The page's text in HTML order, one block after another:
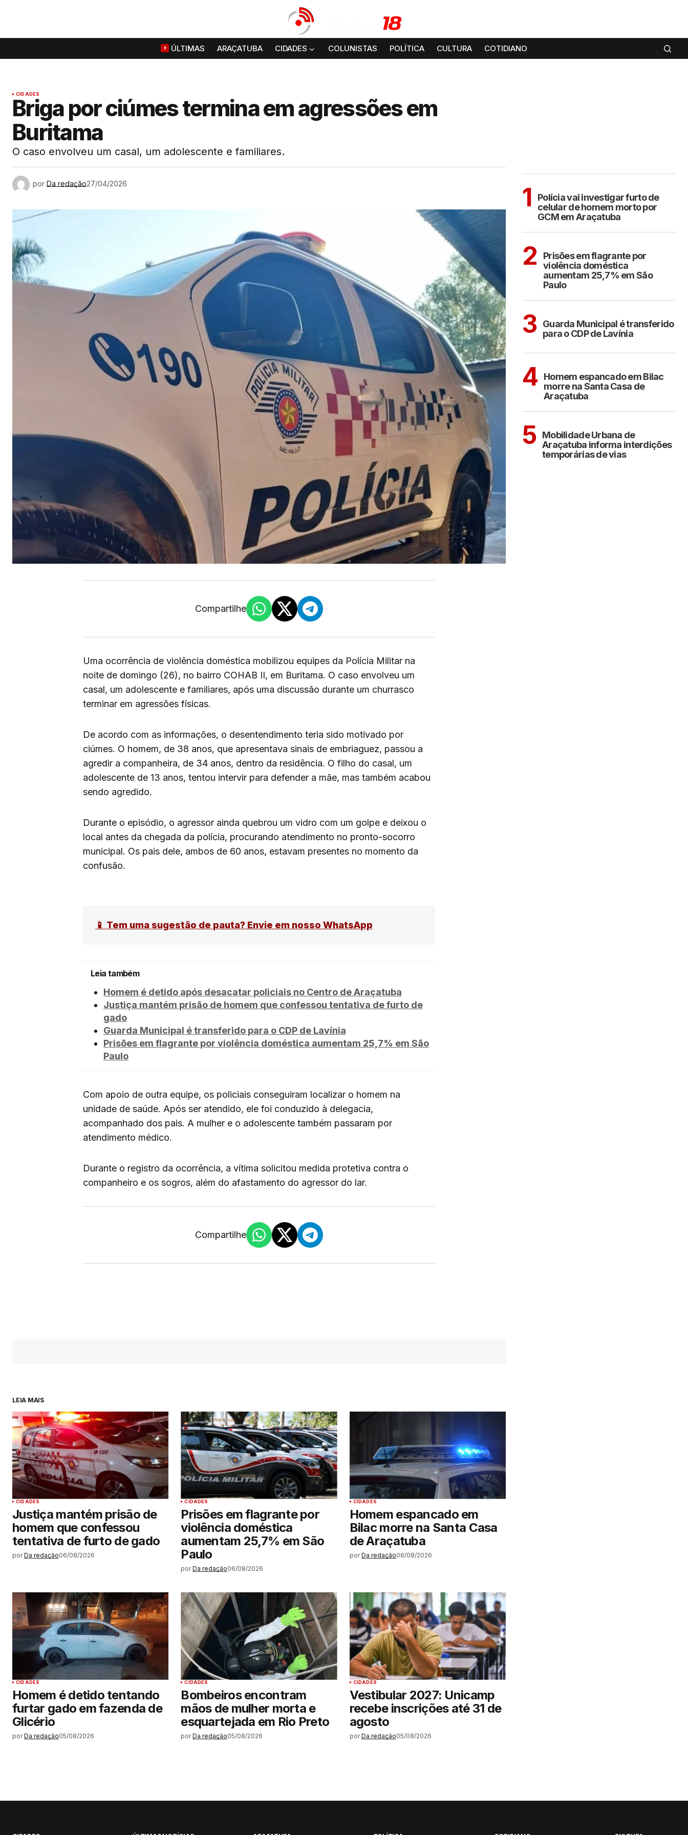
ÚLTIMAS ARAÇATUBA CIDADES COLUNISTAS POLÍTICA CULTURA COTIDIANO
CIDADES
Briga por ciúmes termina em agressões em
Buritama
O caso envolveu um casal, um adolescente e familiares.
por Da redação27/04/2026
Compartilhe
Uma ocorrência de violência doméstica mobilizou equipes da Polícia Militar na
noite de domingo (26), no bairro COHAB II, em Buritama. O caso envolveu um
casal, um adolescente e familiares, após uma discussão durante um churrasco
terminar em agressões físicas.
De acordo com as informações, o desentendimento teria sido motivado por
ciúmes. O homem, de 38 anos, que apresentava sinais de embriaguez, passou a
agredir a companheira, de 34 anos, dentro da residência. O filho do casal, um
adolescente de 13 anos, tentou intervir para defender a mãe, mas também acabou
sendo agredido.
Durante o episódio, o agressor ainda quebrou um vidro com um golpe e deixou o
local antes da chegada da polícia, procurando atendimento no pronto-socorro
municipal. Os pais dele, ambos de 60 anos, estavam presentes no momento da
confusão.
📱 Tem uma sugestão de pauta? Envie em nosso WhatsApp
Leia também
Homem é detido após desacatar policiais no Centro de Araçatuba
Justiça mantém prisão de homem que confessou tentativa de furto de
gado
Guarda Municipal é transferido para o CDP de Lavínia
Prisões em flagrante por violência doméstica aumentam 25,7% em São
Paulo
Com apoio de outra equipe, os policiais conseguiram localizar o homem na
unidade de saúde. Após ser atendido, ele foi conduzido à delegacia,
acompanhado dos pais. A mulher e o adolescente também passaram por
atendimento médico.
Durante o registro da ocorrência, a vítima solicitou medida protetiva contra o
companheiro e os sogros, além do afastamento do agressor do lar.
Compartilhe
LEIA MAIS
CIDADES
Justiça mantém prisão de
homem que confessou
tentativa de furto de gado
por Da redação06/08/2026
CIDADES
Prisões em flagrante por
violência doméstica
aumentam 25,7% em São
Paulo
por Da redação06/08/2026
CIDADES
Homem espancado em
Bilac morre na Santa Casa
de Araçatuba
por Da redação06/08/2026
CIDADES
Homem é detido tentando
furtar gado em fazenda de
Glicério
por Da redação05/08/2026
CIDADES
Bombeiros encontram
mãos de mulher morta e
esquartejada em Rio Preto
por Da redação05/08/2026
CIDADES
Vestibular 2027: Unicamp
recebe inscrições até 31 de
agosto
por Da redação05/08/2026
1
Polícia vai investigar furto de
celular de homem morto por
GCM em Araçatuba
2
Prisões em flagrante por
violência doméstica
aumentam 25,7% em São
Paulo
3 Guarda Municipal é transferido
para o CDP de Lavínia
4
Homem espancado em Bilac
morre na Santa Casa de
Araçatuba
5 Mobilidade Urbana de
Araçatuba informa interdições
temporárias de vias